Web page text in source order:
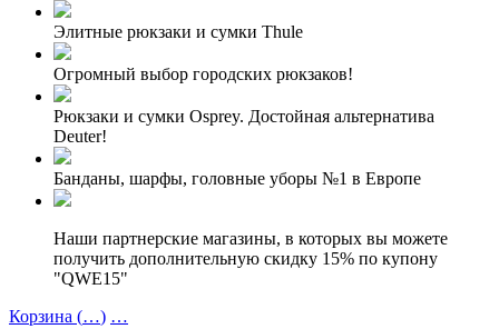
Элитные рюкзаки и сумки Thule
Огромный выбор городских рюкзаков!
Рюкзаки и сумки Osprey. Достойная альтернатива
Deuter!
Банданы, шарфы, головные уборы №1 в Европе
Наши партнерские магазины, в которых вы можете
получить дополнительную скидку 15% по купону
"QWE15"
Корзина (…) …